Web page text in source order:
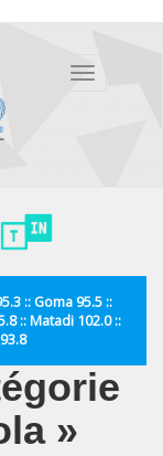
Toggle
:: Goma 95.5 ::
:: Matadi 102.0 ::
»